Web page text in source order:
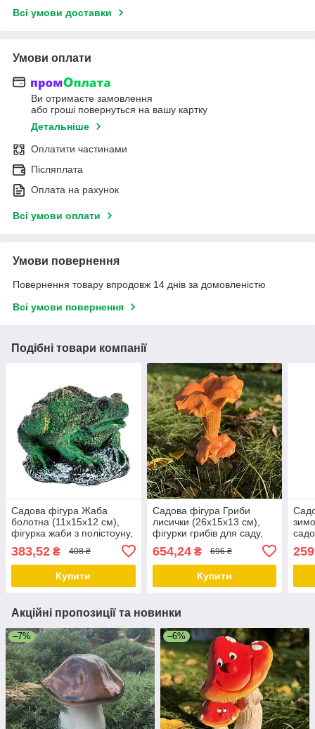
Всі умови доставки
Умови оплати
Ви отримаєте замовлення
або гроші повернуться на вашу картку
Детальніше
Оплатити частинами
Післяплата
Оплата на рахунок
Всі умови оплати
Умови повернення
Повернення товару впродовж 14 днів за домовленістю
Всі умови повернення
Подібні товари компанії
Садова фігура Жаба
болотна (11х15х12 см),
фігурка жаби з полістоуну,
садові статуетки, садово-
паркові фігури
383,52 ₴ 408 ₴
Купити
Садова фігура Гриби
лисички (26х15х13 см),
фігурки грибів для саду,
фігури з полістоуну
654,24₴ 696 ₴
Купити
Акційні пропозиції та новинки
–7% –6%